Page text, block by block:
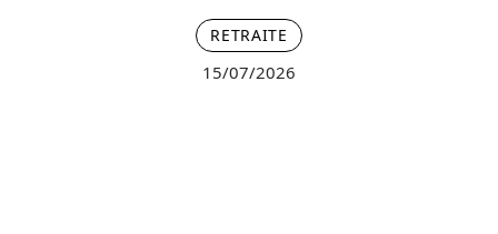
RETRAITE
15/07/2026